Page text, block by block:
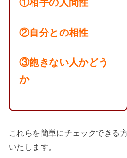
①相手の人間性
②自分との相性
③飽きない人かどう
か
これらを簡単にチェックできる
いたします。